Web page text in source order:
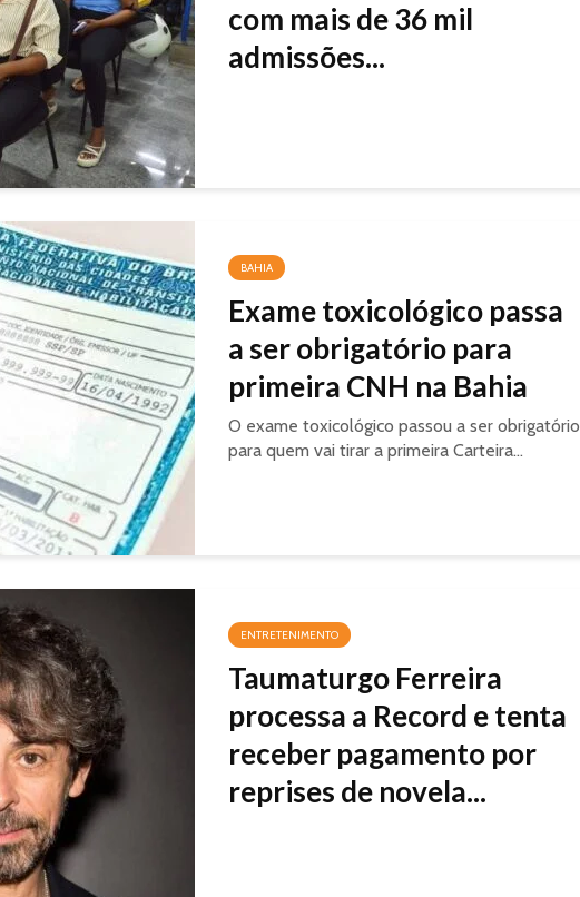
com mais de 36 mil
admissões...
BAHIA
Exame toxicológico passa
a ser obrigatório para
primeira CNH na Bahia
O exame toxicológico passou a ser obrigatório
para quem vai tirar a primeira Carteira...
ENTRETENIMENTO
Taumaturgo Ferreira
processa a Record e tenta
receber pagamento por
reprises de novela...